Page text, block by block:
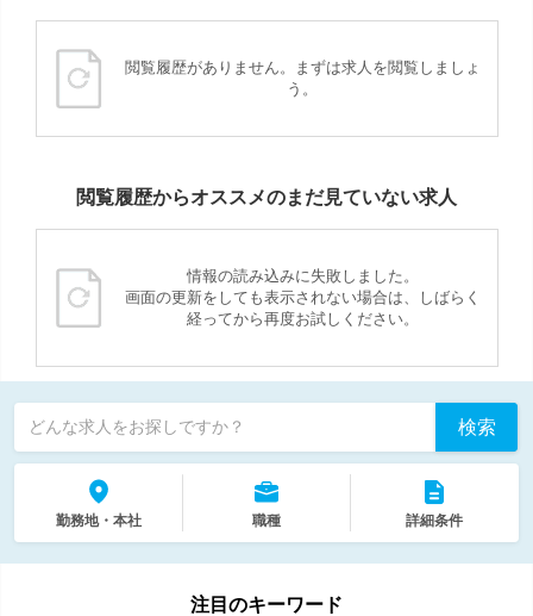
閲覧履歴がありません。まずは求人を閲覧しましょ
う。
閲覧履歴からオススメのまだ見ていない求人
情報の読み込みに失敗しました。
画面の更新をしても表示されない場合は、しばらく
経ってから再度お試しください。
どんな求人をお探しですか？ 検索
勤務地・本社 職種 詳細条件
注目のキーワード